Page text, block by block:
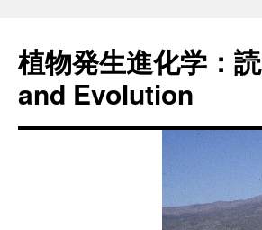
植物発生進化学：
and Evolution